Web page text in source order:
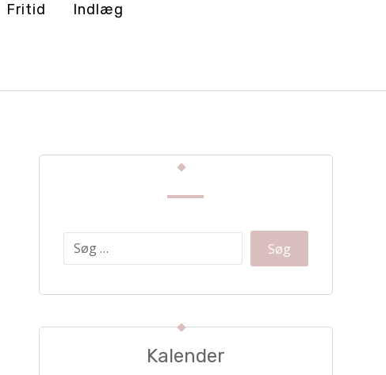
Fritid Indlæg
Kalender